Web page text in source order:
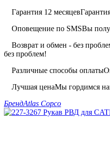
Гарантия 12 месяцев
Оповещение по SMSВы
Возврат и обмен - без
без проблем!
Различные способы оплаты
Лучшая ценаМы гордимся
БрендAtlas Copco